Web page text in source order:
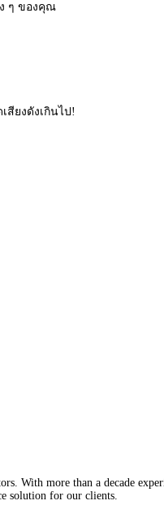
ๆ ของคุณ
ยงดังเกินไป!
With more than a decade
solution for our clients.